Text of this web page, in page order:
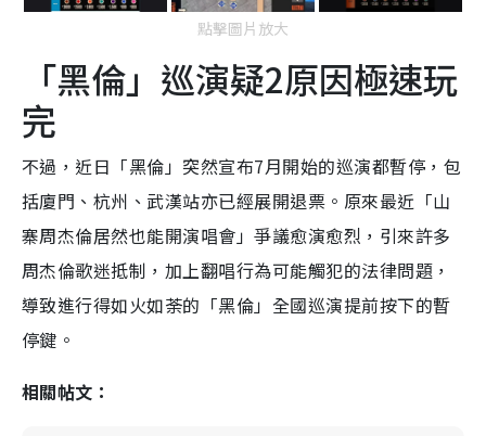
點擊圖片放大
「黑倫」巡演疑2原因極速玩
完
不過，近日「黑倫」突然宣布7月開始的巡演都暫停，包
括廈門、杭州、武漢站亦已經展開退票。原來最近「山
寨周杰倫居然也能開演唱會」爭議愈演愈烈，引來許多
周杰倫歌迷抵制，加上翻唱行為可能觸犯的法律問題，
導致進行得如火如荼的「黑倫」全國巡演提前按下的暫
停鍵。
相關帖文：